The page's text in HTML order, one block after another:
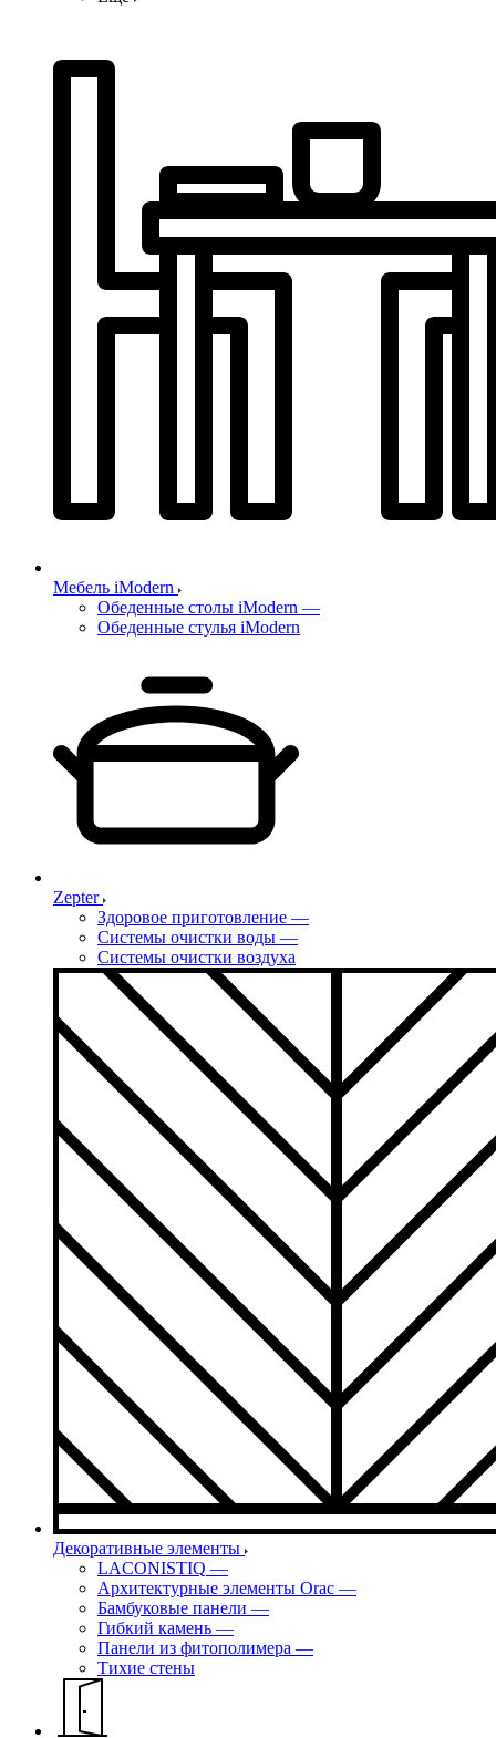
Мебель iModern
Обеденные столы iModern —
Обеденные стулья iModern
Zepter
Здоровое приготовление —
Системы очистки воды —
Системы очистки воздуха
Декоративные элементы
LACONISTIQ —
Архитектурные элементы Orac —
Бамбуковые панели —
Гибкий камень —
Панели из фитополимера —
Тихие стены